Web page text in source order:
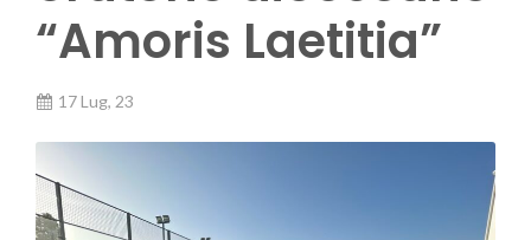
“Amoris Laetitia”
17 Lug, 23